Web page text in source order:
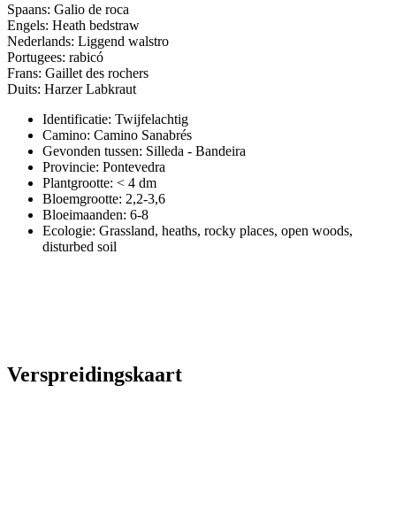
Spaans: Galio de roca
Engels: Heath bedstraw
Nederlands: Liggend walstro
Portugees: rabicó
Frans: Gaillet des rochers
Duits: Harzer Labkraut
Identificatie: Twijfelachtig
Camino: Camino Sanabrés
Gevonden tussen: Silleda - Bandeira
Provincie: Pontevedra
Plantgrootte: < 4 dm
Bloemgrootte: 2,2-3,6
Bloeimaanden: 6-8
Ecologie: Grassland, heaths, rocky places, open woods,
disturbed soil
Verspreidingskaart